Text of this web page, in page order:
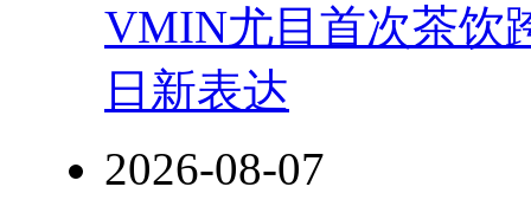
VMIN尤目首次茶饮
日新表达
2026-08-07